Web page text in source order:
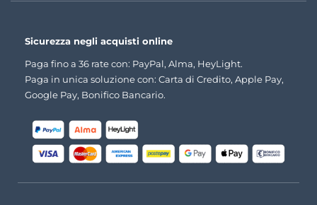
Sicurezza negli acquisti online
Paga fino a 36 rate con: PayPal, Alma, HeyLight.
Paga in unica soluzione con: Carta di Credito, Apple Pay,
Google Pay, Bonifico Bancario.